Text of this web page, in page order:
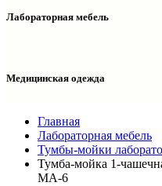
Столы рабочие
Шкафы колонки
Шкафы колонки
Лабораторная мебель
Тумбы мойки лабораторные
Медицинская одежда
Главная
Лабораторная мебель
Тумбы-мойки
Тумба-мойка 1-
МА-6